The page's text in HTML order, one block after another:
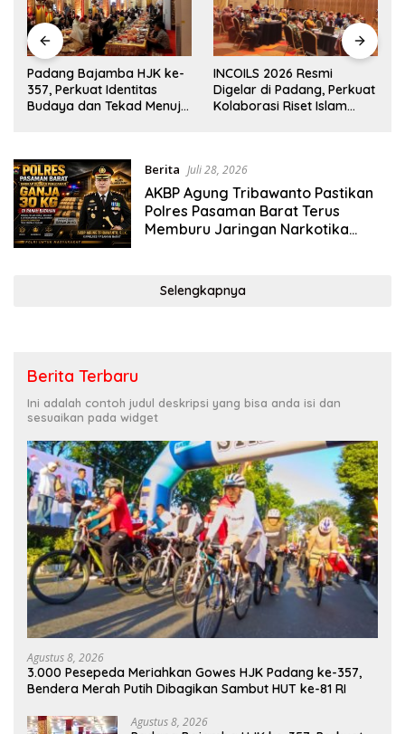
Padang Bajamba HJK ke-
357, Perkuat Identitas
Budaya dan Tekad Menuju
INCOILS 2026 Resmi
Digelar di Padang, Perkuat
Kolaborasi Riset Islam
Berita Juli 28, 2026
AKBP Agung Tribawanto Pastikan
Polres Pasaman Barat Terus
Memburu Jaringan Narkotika
Selengkapnya
Berita Terbaru
Ini adalah contoh judul deskripsi yang bisa anda isi dan
sesuaikan pada widget
Agustus 8, 2026
3.000 Pesepeda Meriahkan Gowes HJK Padang ke-357,
Bendera Merah Putih Dibagikan Sambut HUT ke-81 RI
Agustus 8, 2026